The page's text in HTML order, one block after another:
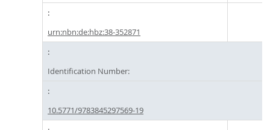
urn:nbn:de:hbz:38-352871
Identification Number:
10.5771/9783845297569-19